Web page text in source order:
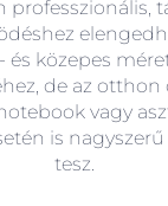
professzionális,
és közepes
de az
vagy
is
tesz.